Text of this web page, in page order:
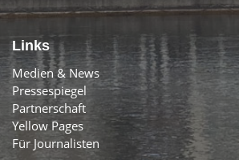
Links
Medien & News
Pressespiegel
Partnerschaft
Yellow Pages
Für Journalisten